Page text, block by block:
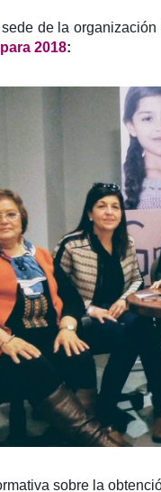
de la
2018:
sobre la